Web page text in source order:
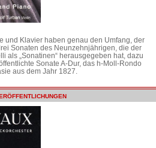
und Klavier haben genau den Umfang, der
Sonaten des Neunzehnjährigen, die der
als „Sonatinen“ herausgegeben hat, dazu
Sonate A-Dur, das h-Moll-Rondo
aus dem Jahr 1827.